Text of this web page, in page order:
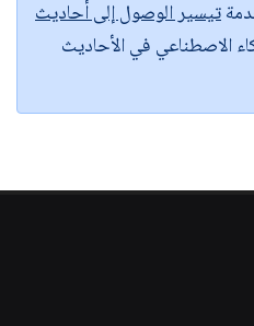
تيسير الوصول إلى أحاديث
الاصطناعي في الأحاديث